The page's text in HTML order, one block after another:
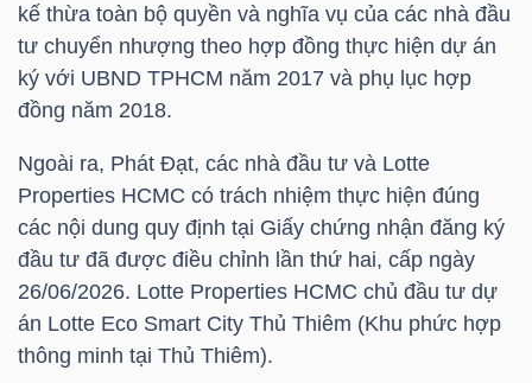
kế thừa toàn bộ quyền và nghĩa vụ của các nhà đầu
tư chuyển nhượng theo hợp đồng thực hiện dự án
ký với UBND TPHCM năm 2017 và phụ lục hợp
đồng năm 2018.
Ngoài ra, Phát Đạt, các nhà đầu tư và Lotte
Properties HCMC có trách nhiệm thực hiện đúng
các nội dung quy định tại Giấy chứng nhận đăng ký
đầu tư đã được điều chỉnh lần thứ hai, cấp ngày
26/06/2026. Lotte Properties HCMC chủ đầu tư dự
án Lotte Eco Smart City Thủ Thiêm (Khu phức hợp
thông minh tại Thủ Thiêm).
CÔNG
TƯ
TRUY
LIỆU